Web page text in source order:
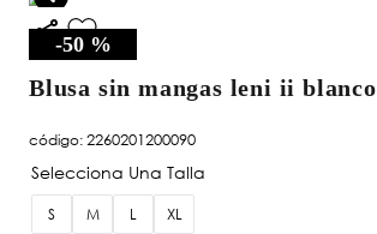
-50 %
blusa sin mangas leni ii blanco
código:2260201200090
S M L XL